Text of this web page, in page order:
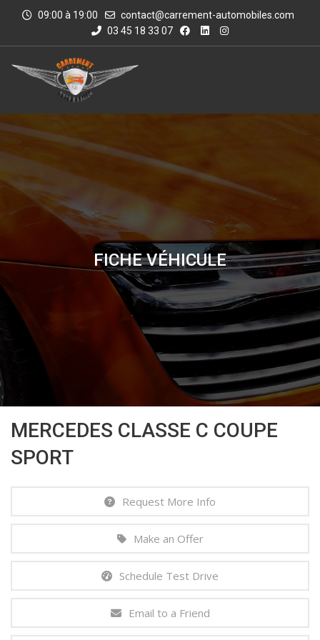
09:00 à 19:00
contact@carrement-automobiles.com
03 45 18 33 07
FICHE VÉHICULE
MERCEDES CLASSE C COUPE
SPORT
Request More Info
Make an Offer
Schedule Test Drive
Email to a Friend